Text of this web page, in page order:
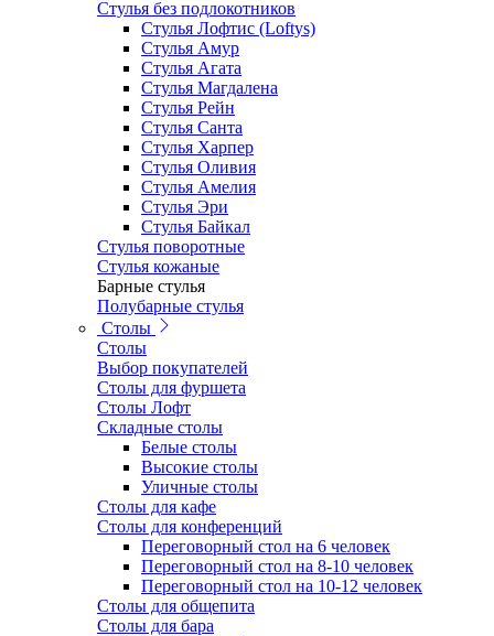
Стулья без подлокотников
Стулья Лофтис (Loftys)
Стулья Амур
Стулья Агата
Стулья Магдалена
Стулья Рейн
Стулья Санта
Стулья Харпер
Стулья Оливия
Стулья Амелия
Стулья Эри
Стулья Байкал
Стулья поворотные
Стулья кожаные
Барные стулья
Полубарные стулья
Столы
Столы
Выбор покупателей
Столы для фуршета
Столы Лофт
Складные столы
Белые столы
Высокие столы
Уличные столы
Столы для кафе
Столы для конференций
Переговорный стол на 6 человек
Переговорный стол на 8-10 человек
Переговорный стол на 10-12 человек
Столы для общепита
Столы для бара